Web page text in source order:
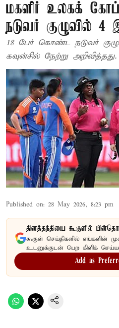
மகளிர் உலகக்
நடுவர் குழுவில் 4
18 பேர் கொண்ட நடுவர்
கவுன்சில் நேற்று அறிவித்தது.
Published on: 28 May 2026, 8:23 pm
தினத்தந்தியை கூகுளில்
கூகுள் செய்திகளில் எங்களின்
உடனுக்குடன் பெற கிளிக்
Add as